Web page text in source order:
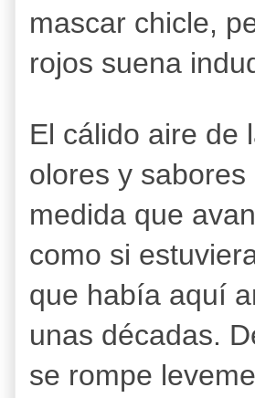
mascar chicle,
rojos suena
El cálido aire de
olores y
medida que
como si
que había aquí
unas décadas.
se rompe